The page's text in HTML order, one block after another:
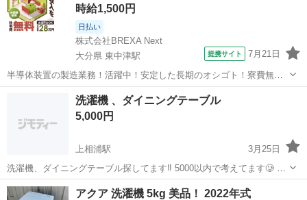
時給1,500円
日払い
株式会社BREXA Next
大分県 東中津駅
提携サイト 7月21日
半導体装置の製造業務！活躍中！安定した長期のオシゴト！寮費無料
★赴任旅費会社負担◎20代～40代の男性活躍中★未経験活躍中！高時
給1,500円！《大分県中津市》 人気の工場のお仕事 ◇半導体装置内部
のシート製造◇ ＊クリー...
中津市 東中津駅 その他
洗濯機 、ダイニングテーブル
5,000円
上相浦駅
3月25日
洗濯機、ダイニングテーブル探してます‼️ 5000以内で考えてます🥲‎ ど
なたかいらっしゃいませんか……
長崎 佐世保市 上相浦駅 生活家電 ダイニング
アクア 洗濯機 5kg 美品！ 2022年式